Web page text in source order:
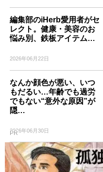
編集部のiHerb愛用者がセ
レクト。健康・美容のお
悩み別、鉄板アイテム…
2026年06月22日
なんか顔色が悪い、いつ
もだるい…年齢でも過労
でもない“意外な原因”が
隠…
2026年06月30日
PR